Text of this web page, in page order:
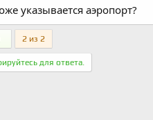
указывается аэропорт?
2 из 2
для ответа.